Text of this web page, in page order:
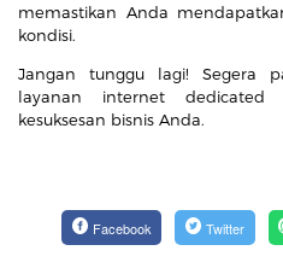
memastikan Anda
kondisi.
Jangan tunggu lagi! Segera
layanan internet dedicated
kesuksesan bisnis Anda.
Facebook Twitter